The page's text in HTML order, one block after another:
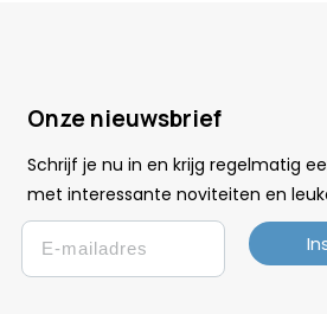
Onze nieuwsbrief
Schrijf je nu in en krijg regelmatig
met interessante noviteiten en
Email